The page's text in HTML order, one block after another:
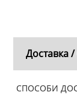
Доставка
СПОСОБИ